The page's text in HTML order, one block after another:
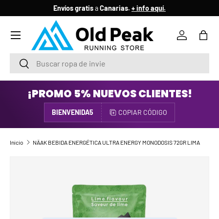
IR AL CONTENIDO
Envíos gratisaCanarias. + info aquí.
BuscarBuscar
Iniciar
Menú
¡PROMO 5% NUEVOS CLIENTES!
BIENVENIDA5 COPIAR CÓDIGO
Inicio NÄAK BEBIDA ENERGÉTICA ULTRA ENERGY MONODOSIS 72GR LIMA